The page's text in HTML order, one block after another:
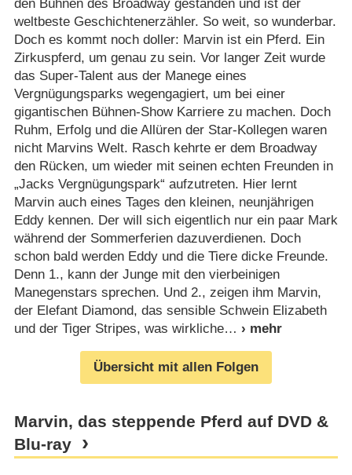
den Bühnen des Broadway gestanden und ist der
weltbeste Geschichtenerzähler. So weit, so wunderbar.
Doch es kommt noch doller: Marvin ist ein Pferd. Ein
Zirkuspferd, um genau zu sein. Vor langer Zeit wurde
das Super-Talent aus der Manege eines
Vergnügungsparks wegengagiert, um bei einer
gigantischen Bühnen-Show Karriere zu machen. Doch
Ruhm, Erfolg und die Allüren der Star-Kollegen waren
nicht Marvins Welt. Rasch kehrte er dem Broadway
den Rücken, um wieder mit seinen echten Freunden in
„Jacks Vergnügungspark“ aufzutreten. Hier lernt
Marvin auch eines Tages den kleinen, neunjährigen
Eddy kennen. Der will sich eigentlich nur ein paar Mark
während der Sommerferien dazuverdienen. Doch
schon bald werden Eddy und die Tiere dicke Freunde.
Denn 1., kann der Junge mit den vierbeinigen
Manegenstars sprechen. Und 2., zeigen ihm Marvin,
der Elefant Diamond, das sensible Schwein Elizabeth
und der Tiger Stripes, was wirkliche
Übersicht mit allen Folgen
Marvin, das steppende Pferd auf DVD &
Blu-ray